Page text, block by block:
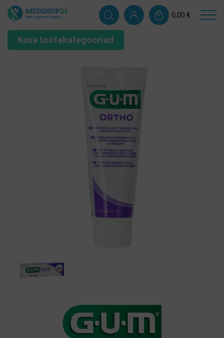
0,00 €
Kuva tootekategooriad